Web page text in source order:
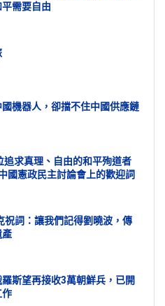
需要自由
機器人，卻擋不住中國供應鏈
追求真理、自由的和平殉道者
國憲政民主討論會上的歡迎詞
祝詞：讓我們記得劉曉波，傳
產
斯望再接收3萬朝鮮兵，已開
作